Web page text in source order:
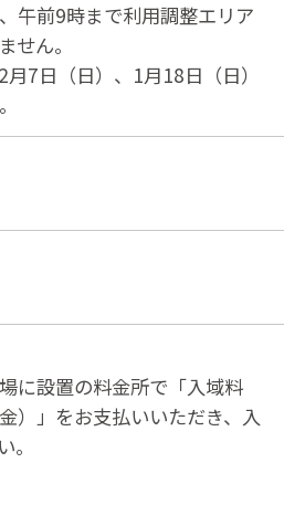
午前9時まで利用調整エリア
せん。
7日（日）、1月18日（日）
に設置の料金所で「入域料
）」をお支払いいただき、入